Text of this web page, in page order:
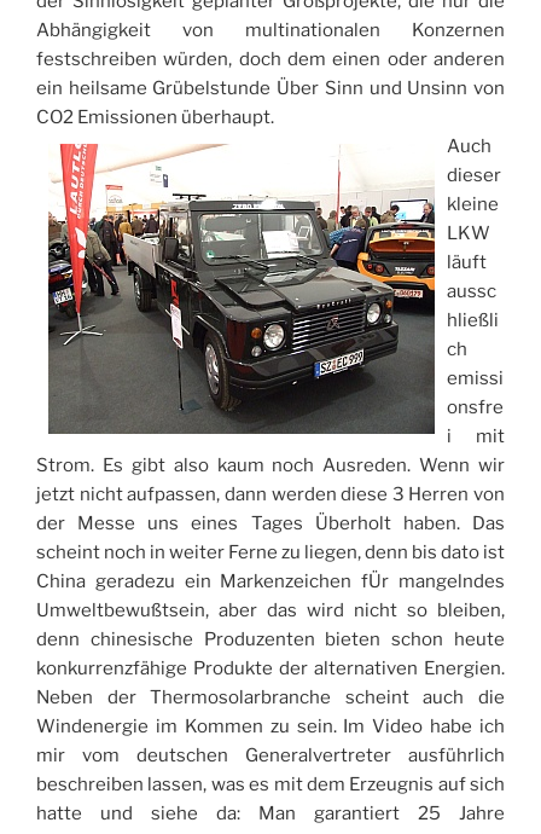
Abhängigkeit von multinationalen Konzernen
festschreiben würden, doch dem einen oder anderen
ein heilsame Grübelstunde Über Sinn und Unsinn von
CO2 Emissionen überhaupt.
Auch
dieser
kleine
LKW
läuft
aussc
hließli
ch
emissi
onsfre
i mit
Strom. Es gibt also kaum noch Ausreden. Wenn wir
jetzt nicht aufpassen, dann werden diese 3 Herren von
der Messe uns eines Tages Überholt haben. Das
scheint noch in weiter Ferne zu liegen, denn bis dato ist
China geradezu ein Markenzeichen fÜr mangelndes
Umweltbewußtsein, aber das wird nicht so bleiben,
denn chinesische Produzenten bieten schon heute
konkurrenzfähige Produkte der alternativen Energien.
Neben der Thermosolarbranche scheint auch die
Windenergie im Kommen zu sein. Im Video habe ich
mir vom deutschen Generalvertreter ausführlich
beschreiben lassen, was es mit dem Erzeugnis auf sich
hatte und siehe da: Man garantiert 25 Jahre